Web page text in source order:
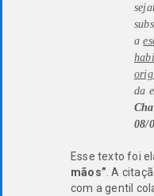
a
da
08/
Esse texto foi
mãos” . A
com a gentil